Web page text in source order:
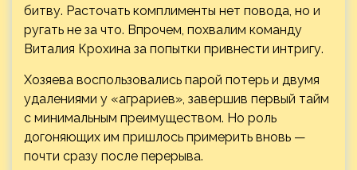
битву. Расточать комплименты нет повода, но и
ругать не за что. Впрочем, похвалим команду
Виталия Крохина за попытки привнести интригу.
Хозяева воспользовались парой потерь и двумя
удалениями у «аграриев», завершив первый тайм
с минимальным преимуществом. Но роль
догоняющих им пришлось примерить вновь —
почти сразу после перерыва.